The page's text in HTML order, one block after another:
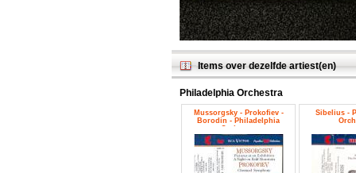
Items over dezelfde artiest(en)
Philadelphia Orchestra
Mussorgsky - Prokofiev -
Borodin - Philadelphia
Orchestra
Sibelius -